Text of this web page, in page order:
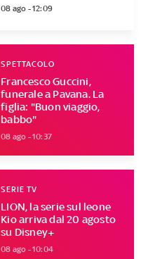
08 ago - 12:09
Francesco Guccini,
funerale a Pavana. La
figlia: "Buon viaggio,
babbo"
SPETTACOLO
08 ago - 10:37
LION, la serie sul leone
Kio arriva dal 20 agosto
su Disney+
SERIE TV
08 ago - 10:04